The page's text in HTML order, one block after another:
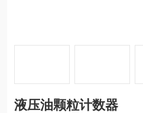
液压油颗粒计数器